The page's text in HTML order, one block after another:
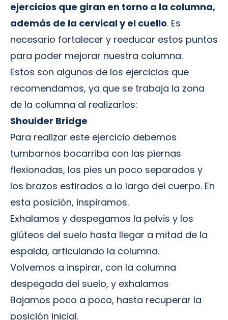
ejercicios que giran en torno a la columna,
además de la cervical y el cuello. Es
necesario fortalecer y reeducar estos puntos
para poder mejorar nuestra columna.
Estos son algunos de los ejercicios que
recomendamos, ya que se trabaja la zona
de la columna al realizarlos:
Shoulder Bridge
Para realizar este ejercicio debemos
tumbarnos bocarriba con las piernas
flexionadas, los pies un poco separados y
los brazos estirados a lo largo del cuerpo. En
esta posición, inspiramos.
Exhalamos y despegamos la pelvis y los
glúteos del suelo hasta llegar a mitad de la
espalda, articulando la columna.
Volvemos a inspirar, con la columna
despegada del suelo, y exhalamos
Bajamos poco a poco, hasta recuperar la
posición inicial.